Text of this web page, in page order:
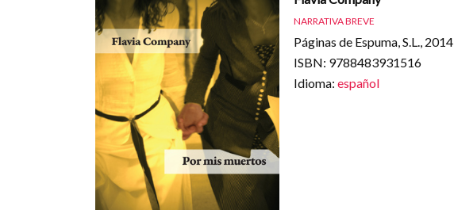
NARRATIVA BREVE
Páginas de Espuma, S.L., 2014
ISBN: 9788483931516
Idioma: español